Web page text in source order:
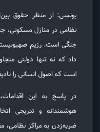
یونسی: از منظر حقوق
نظامی در منازل مسکونی،
جنگی است. رژیم
داد که نه تنها دولتی
است که اصول انسانی را
در پاسخ به این
هوشمندانه و تدریجی
ضربه‌زدن به مراکز نظامی،